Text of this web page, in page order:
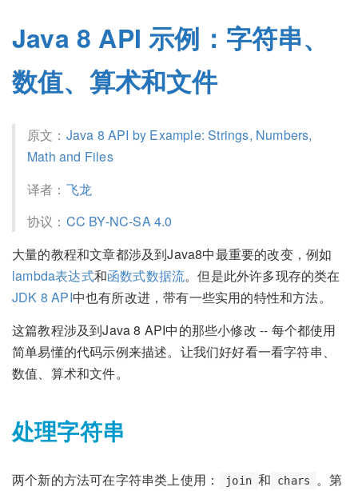
Java 8 API 示例：字符串、
数值、算术和文件
原文： Java 8 API by Example: Strings, Numbers,
Math and Files
译者： 飞龙
协议： CC BY-NC-SA 4.0
大量的教程和文章都涉及到Java8中最重要的改变，例如
lambda表达式和函数式数据流。但是此外许多现存的类在
JDK 8 API中也有所改进，带有一些实用的特性和方法。
这篇教程涉及到Java 8 API中的那些小修改 -- 每个都使用
简单易懂的代码示例来描述。让我们好好看一看字符串、
数值、算术和文件。
处理字符串
两个新的方法可在字符串类上使用： join 和 chars
。第